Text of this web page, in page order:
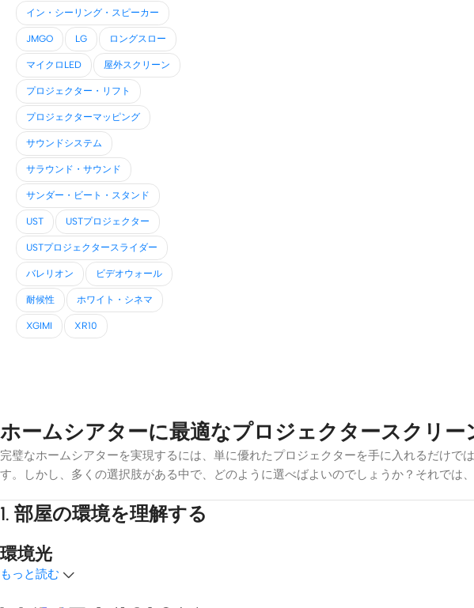
イン・シーリング・スピーカー
JMGO LG ロングスロー
マイクロLED 屋外スクリーン
プロジェクター・リフト
プロジェクターマッピング
サウンドシステム
サラウンド・サウンド
サンダー・ビート・スタンド
UST USTプロジェクター
USTプロジェクタースライダー
バレリオン ビデオウォール
耐候性 ホワイト・シネマ
XGIMI XR10
ホームシアターに最適なプロジェクタースクリー
完璧なホームシアターを実現するには、単に優れたプロジェクターを手に入れるだけ
す。しかし、多くの選択肢がある中で、どのように選べばよいのでしょうか？それでは
1. 部屋の環境を理解する
環境光
もっと読む